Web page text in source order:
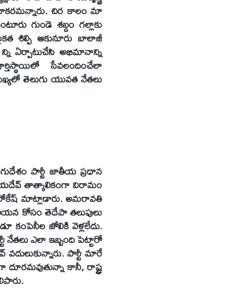
చిర కాలం మా
గుండె శబ్దం గల్లాకు
శిల్పి ఆకునూరు బాలాజీ
ఏర్పాటుచేసి అభిమానాన్ని
సేవలందించేలా
తెలుగు యువత నేతలు
పార్టీ జాతీయ ప్రధాన
తాత్కాలికంగా విరామం
లోకేష్‌ మాట్లాడారు. అమరావతి
కోసం తెదేపా తలుపులు
కంపెనీల జోలికి వెళ్లలేదు.
ఎలా ఇబ్బంది పెట్టారో
పార్టీ మారే
కానీ, రాష్ట్ర